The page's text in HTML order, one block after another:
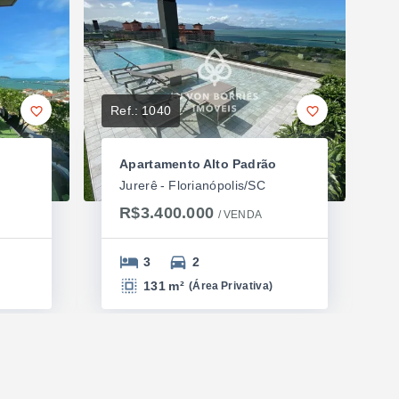
Ref.:1040
Apartamento Alto Padrão
Jurerê - Florianópolis/SC
R$3.400.000 / VENDA
3
2
131 m² (Área Privativa)